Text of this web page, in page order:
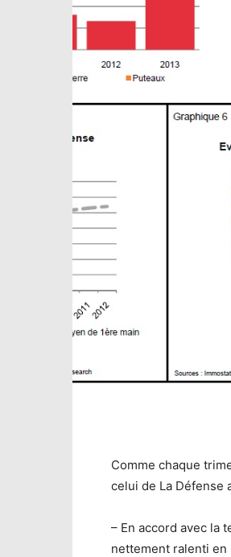
Comme chaque
celui de La Défense
– En accord avec la
nettement ralenti en